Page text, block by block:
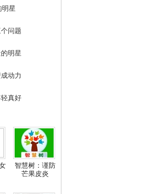
明星
问题
明星
动力
真好
智慧树：谨防
芒果皮炎